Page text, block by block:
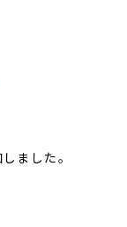
ました。